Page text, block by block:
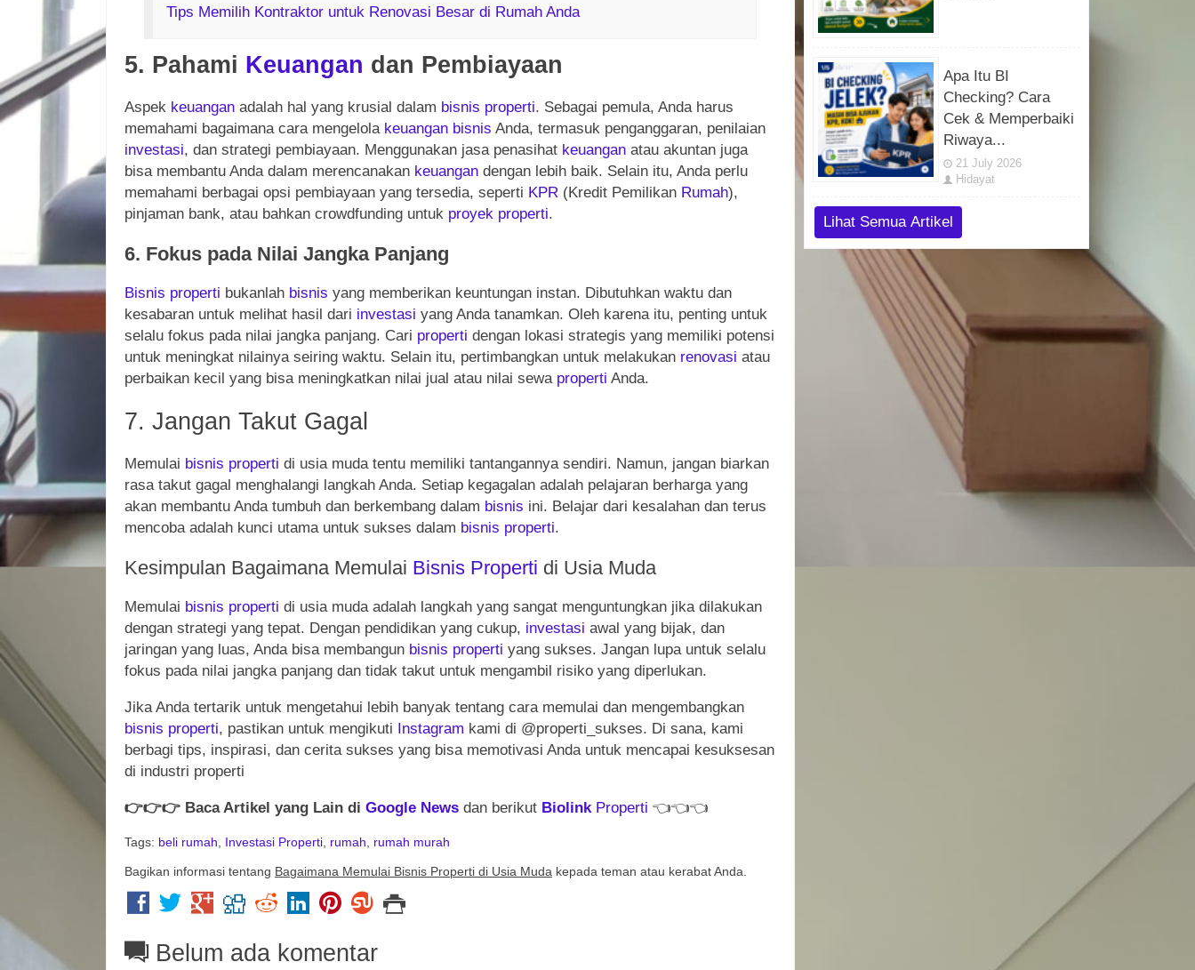
Tips Memilih Kontraktor untuk Renovasi Besar di Rumah Anda
5. Pahami Keuangan dan Pembiayaan
Aspek keuangan adalah hal yang krusial dalam bisnis properti. Sebagai pemula, Anda harus
memahami bagaimana cara mengelola keuangan bisnis Anda, termasuk penganggaran, penilaian
investasi, dan strategi pembiayaan. Menggunakan jasa penasihat keuangan atau akuntan juga
bisa membantu Anda dalam merencanakan keuangan dengan lebih baik. Selain itu, Anda perlu
memahami berbagai opsi pembiayaan yang tersedia, seperti KPR (Kredit Pemilikan Rumah),
pinjaman bank, atau bahkan crowdfunding untuk proyek properti.
6. Fokus pada Nilai Jangka Panjang
Bisnis properti bukanlah bisnis yang memberikan keuntungan instan. Dibutuhkan waktu dan
kesabaran untuk melihat hasil dari investasi yang Anda tanamkan. Oleh karena itu, penting untuk
selalu fokus pada nilai jangka panjang. Cari properti dengan lokasi strategis yang memiliki potensi
untuk meningkat nilainya seiring waktu. Selain itu, pertimbangkan untuk melakukan renovasi atau
perbaikan kecil yang bisa meningkatkan nilai jual atau nilai sewa properti Anda.
7. Jangan Takut Gagal
Memulai bisnis properti di usia muda tentu memiliki tantangannya sendiri. Namun, jangan biarkan
rasa takut gagal menghalangi langkah Anda. Setiap kegagalan adalah pelajaran berharga yang
akan membantu Anda tumbuh dan berkembang dalam bisnis ini. Belajar dari kesalahan dan terus
mencoba adalah kunci utama untuk sukses dalam bisnis properti.
Kesimpulan Bagaimana Memulai Bisnis Properti di Usia Muda
Memulai bisnis properti di usia muda adalah langkah yang sangat menguntungkan jika dilakukan
dengan strategi yang tepat. Dengan pendidikan yang cukup, investasi awal yang bijak, dan
jaringan yang luas, Anda bisa membangun bisnis properti yang sukses. Jangan lupa untuk selalu
fokus pada nilai jangka panjang dan tidak takut untuk mengambil risiko yang diperlukan.
Jika Anda tertarik untuk mengetahui lebih banyak tentang cara memulai dan mengembangkan
bisnis properti, pastikan untuk mengikuti Instagram kami di @properti_sukses. Di sana, kami
berbagi tips, inspirasi, dan cerita sukses yang bisa memotivasi Anda untuk mencapai kesuksesan
di industri properti
👉👉👉 Baca Artikel yang Lain di Google News dan berikut Biolink Properti 👈👈👈
Tags: beli rumah, Investasi Properti, rumah, rumah murah
Bagikan informasi tentang Bagaimana Memulai Bisnis Properti di Usia Muda kepada teman atau kerabat Anda.
Belum ada komentar
Apa Itu BI
Checking? Cara
Cek & Memperbaiki
Riwaya...
21 July 2026
Hidayat
Lihat Semua Artikel